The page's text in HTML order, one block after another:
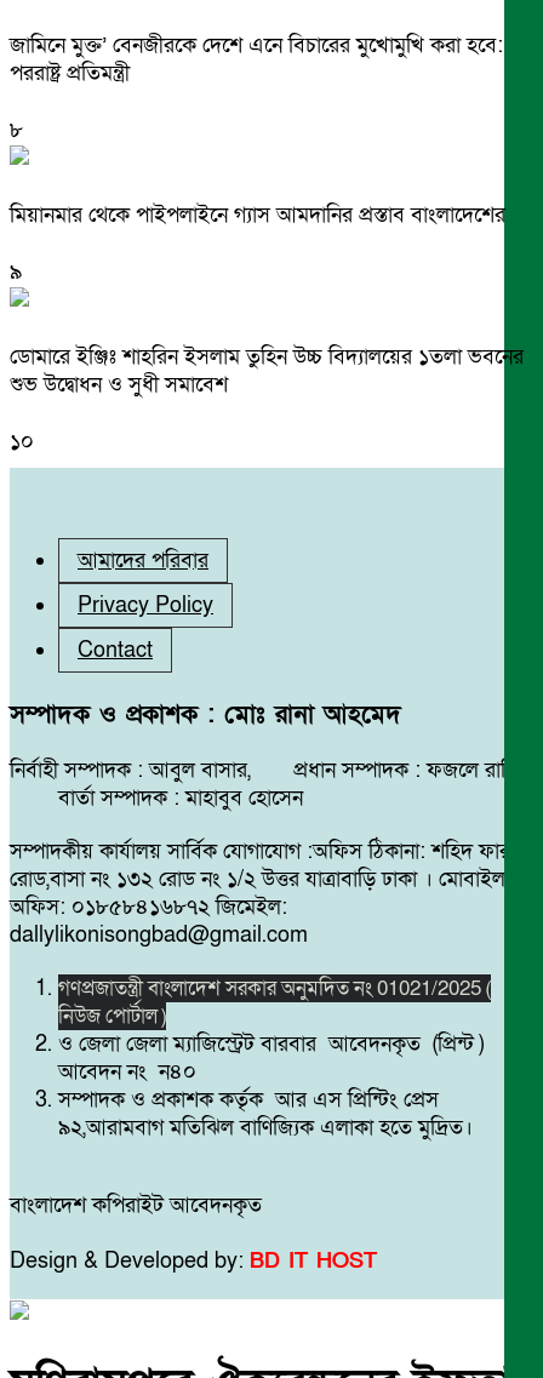
জামিনে মুক্ত’ বেনজীরকে দেশে এনে বিচারের মুখোমুখি করা হবে:
পররাষ্ট্র প্রতিমন্ত্রী
৮
মিয়ানমার থেকে পাইপলাইনে গ্যাস আমদানির প্রস্তাব বাংলাদেশের
৯
ডোমারে ইঞ্জিঃ শাহরিন ইসলাম তুহিন উচ্চ বিদ্যালয়ের ১তলা ভবনের
শুভ উদ্বোধন ও সুধী সমাবেশ
১০
আমাদের পরিবার
Privacy Policy
Contact
সম্পাদক ও প্রকাশক : মোঃ রানা আহমেদ
নির্বাহী সম্পাদক : আবুল বাসার, প্রধান সম্পাদক : ফজলে রাব্বি
বার্তা সম্পাদক : মাহাবুব হোসেন
সম্পাদকীয় কার্যালয় সার্বিক যোগাযোগ :অফিস ঠিকানা: শহিদ ফারুক
রোড,বাসা নং ১৩২ রোড নং ১/২ উত্তর যাত্রাবাড়ি ঢাকা । মোবাইল
অফিস: ০১৮৫৮৪১৬৮৭২ জিমেইল:
dallylikonisongbad@gmail.com
গণপ্রজাতন্ত্রী বাংলাদেশ সরকার অনুমদিত নং 01021/2025 (
নিউজ পোর্টাল )
ও জেলা জেলা ম্যাজিস্ট্রেট বারবার আবেদনকৃত (প্রিন্ট )
আবেদন নং ন৪০
সম্পাদক ও প্রকাশক কর্তৃক আর এস প্রিন্টিং প্রেস
৯২,আরামবাগ মতিঝিল বাণিজ্যিক এলাকা হতে মুদ্রিত।
বাংলাদেশ কপিরাইট আবেদনকৃত
Design & Developed by: BD IT HOST